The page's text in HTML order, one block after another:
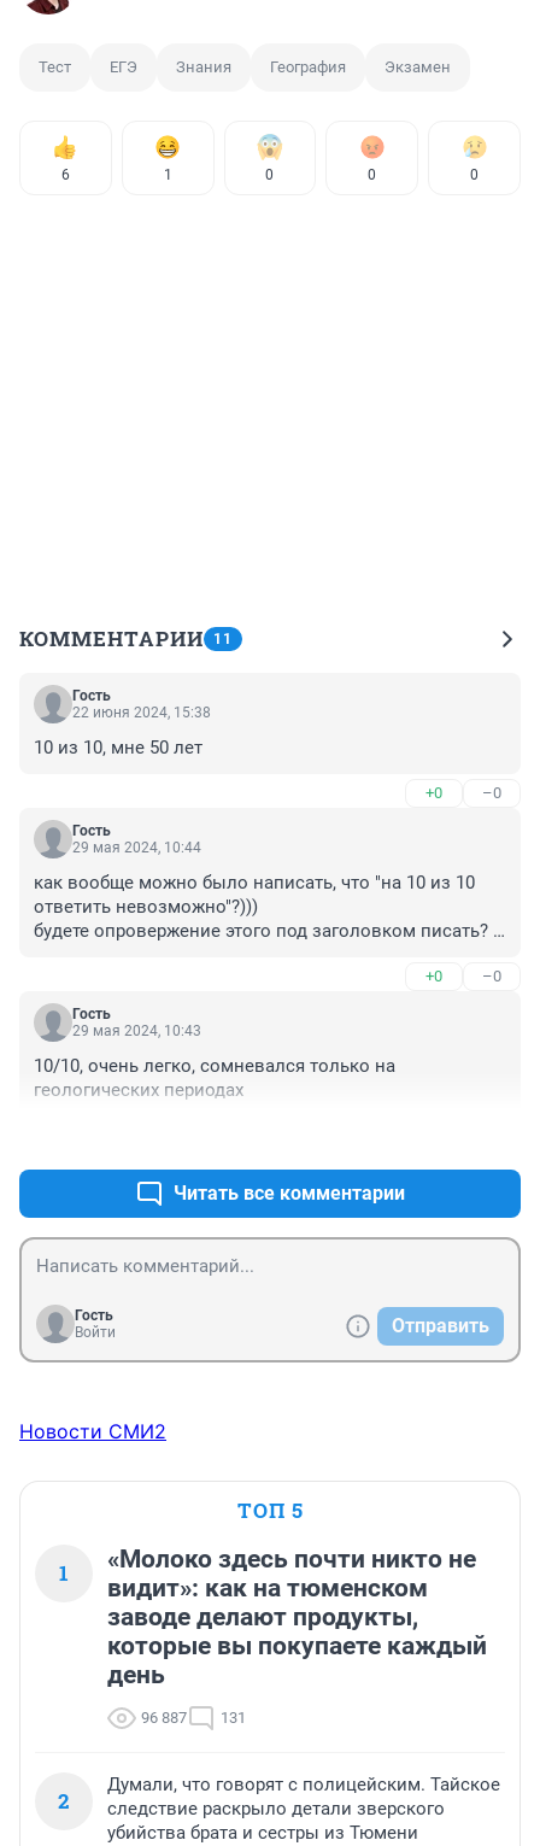
Тест ЕГЭ Знания География Экзамен
6 1 0 0 0
КОММЕНТАРИИ 11
Гость
22 июня 2024, 15:38
10 из 10, мне 50 лет
+0 –0
Гость
29 мая 2024, 10:44
как вообще можно было написать, что "на 10 из 10
ответить невозможно"?)))
будете опровержение этого под заголовком писать?
+0 –0
Гость
29 мая 2024, 10:43
10/10, очень легко, сомневался только на
геологических периодах
Читать все комментарии
Гость
Войти
Отправить
Новости СМИ2
ТОП 5
1
«Молоко здесь почти никто не
видит»: как на тюменском
заводе делают продукты,
которые вы покупаете каждый
день
96 887 131
2
Думали, что говорят с полицейским. Тайское
следствие раскрыло детали зверского
убийства брата и сестры из Тюмени